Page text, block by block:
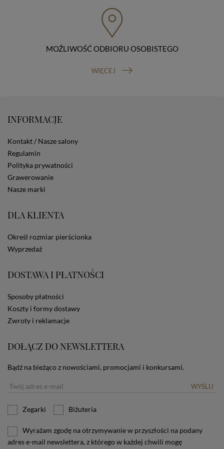
organu nadzorczego (Prezesa Urzędu Ochrony Danych
Osobowych, ul. Stawki 2, 00-193 Warszawa) oraz
prawo do cofnięcia zgody na przetwarzanie danych
osobowych (masz prawo cofnięcia zgody na
przetwarzanie danych w dowolnym momencie;
przetwarzania, którego dokonano na podstawie Twojej
zgody przed jej cofnięciem). W celu wykonania swoich
nie podasz danych, nie będziesz mógł przeglądać
zawartości naszej strony
Zautomatyzowane podejmowanie decyzji
Na stronie Sklepu są wykorzystywane pliki cookies.
Stosowane są one w celach zapewnienia maksymalnej
wygody wszystkich użytkowników (w tym Kupujących)
przy korzystaniu ze Sklepu (zapamiętywanie
preferencji i ustawień na stronie, zbieranie
anonimowych danych dla celów reklamowych i
portale społecznościowe, np. Facebook). Korzystanie
dotyczących cookies oznacza, że będą one
zamieszczane w urządzeniu końcowym każdego
użytkownika. Jeżeli użytkownik nie wyraża zgody na
ustawienia swojej przeglądarki.
informacji o plikach cookies.
MOŹLIWOŚĆ ODBIORU OSOBISTEGO
WIĘCEJ
INFORMACJE
Kontakt / Nasze salony
Regulamin
Polityka prywatności
Grawerowanie
Nasze marki
DLA KLIENTA
Określ rozmiar pierścionka
Wyprzedaż
DOSTAWA I PŁATNOŚCI
Sposoby płatności
Koszty i formy dostawy
Zwroty i reklamacje
DOŁĄCZ DO NEWSLETTERA
Bądź na bieżąco z nowościami, promocjami i konkursami.
WYŚLIJ
Zegarki Biżuteria
Wyrażam zgodę na otrzymywanie w przyszłości na podany
adres e-mail newslettera, z którego w każdej chwili mogę